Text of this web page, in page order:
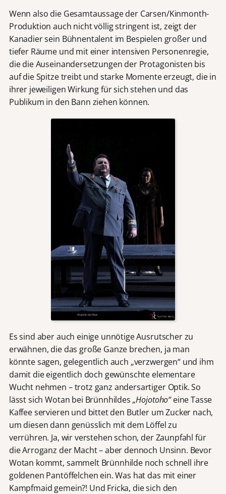
Wenn also die Gesamtaussage der Carsen/Kinmonth-
Produktion auch nicht völlig stringent ist, zeigt der
Kanadier sein Bühnentalent im Bespielen großer und
tiefer Räume und mit einer intensiven Personenregie,
die die Auseinandersetzungen der Protagonisten bis
auf die Spitze treibt und starke Momente erzeugt, die in
ihrer jeweiligen Wirkung für sich stehen und das
Publikum in den Bann ziehen können.
Es sind aber auch einige unnötige Ausrutscher zu
erwähnen, die das große Ganze brechen, ja man
könnte sagen, gelegentlich auch „verzwergen“ und ihm
damit die eigentlich doch gewünschte elementare
Wucht nehmen – trotz ganz andersartiger Optik. So
lässt sich Wotan bei Brünnhildes „Hojotoho“eine Tasse
Kaffee servieren und bittet den Butler um Zucker nach,
um diesen dann genüsslich mit dem Löffel zu
verrühren. Ja, wir verstehen schon, der Zaunpfahl für
die Arroganz der Macht – aber dennoch Unsinn. Bevor
Wotan kommt, sammelt Brünnhilde noch schnell ihre
goldenen Pantöffelchen ein. Was hat das mit einer
Kampfmaid gemein?! Und Fricka, die sich den